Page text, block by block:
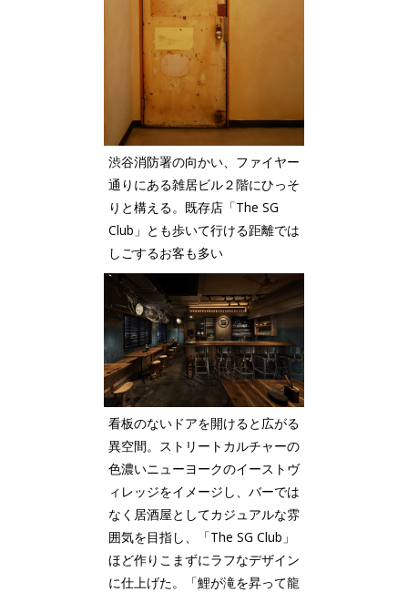
渋谷消防署の向かい、ファイヤー
通りにある雑居ビル２階にひっそ
りと構える。既存店「The SG
Club」とも歩いて行ける距離では
しごするお客も多い
看板のないドアを開けると広がる
異空間。ストリートカルチャーの
色濃いニューヨークのイーストヴ
ィレッジをイメージし、バーでは
なく居酒屋としてカジュアルな雰
囲気を目指し、「The SG Club」
ほど作りこまずにラフなデザイン
に仕上げた。「鯉が滝を昇って龍